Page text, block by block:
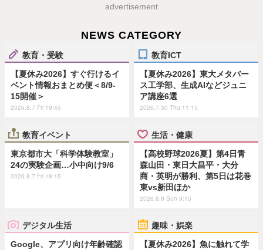
advertisement
NEWS CATEGORY
教育・受験
【夏休み2026】すぐ行けるイ
ベント情報おまとめ便＜8/9-
15開催＞
2026.8.7 Fri 19:45
教育ICT
【夏休み2026】東大メタバー
ス工学部、生成AIなどジュニ
ア講座6選
2026.7.30 Thu 11:15
教育イベント
東京都市大「科学体験教室」
24の実験企画…小中向け9/6
2026.8.7 Fri 18:15
生活・健康
【高校野球2026夏】第4日青
森山田・東日大昌平・大分
商・英明が勝利、第5日は花巻
東vs新田ほか
2026.8.9 Sun 9:15
デジタル生活
Google、アプリ向け年齢確認
趣味・娯楽
【夏休み2026】魚に触れて学